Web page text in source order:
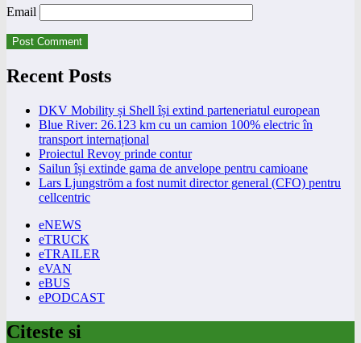
Email
Recent Posts
DKV Mobility și Shell își extind parteneriatul european
Blue River: 26.123 km cu un camion 100% electric în
transport internațional
Proiectul Revoy prinde contur
Sailun își extinde gama de anvelope pentru camioane
Lars Ljungström a fost numit director general (CFO) pentru
cellcentric
eNEWS
eTRUCK
eTRAILER
eVAN
eBUS
ePODCAST
Citeste si